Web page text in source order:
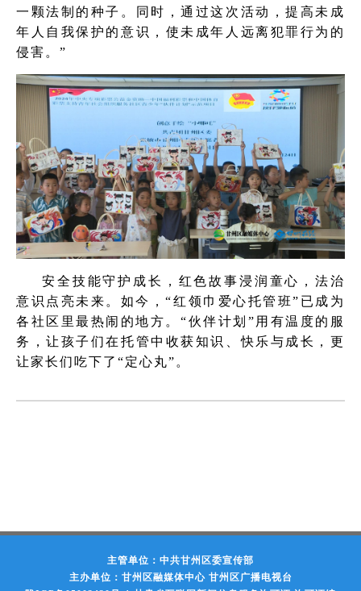
一颗法制的种子。同时，通过这次活动，提高未成
年人自我保护的意识，使未成年人远离犯罪行为的
侵害。”
安全技能守护成长，红色故事浸润童心，法治
意识点亮未来。如今，“红领巾爱心托管班”已成为
各社区里最热闹的地方。“伙伴计划”用有温度的服
务，让孩子们在托管中收获知识、快乐与成长，更
让家长们吃下了“定心丸”。
主管单位：中共甘州区委宣传部
主办单位：甘州区融媒体中心 甘州区广播电视台